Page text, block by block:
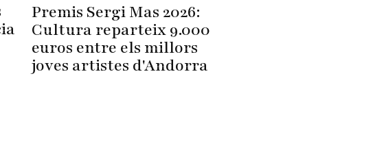
Premis Sergi Mas 2026:
Cultura reparteix 9.000
euros entre els millors
joves artistes d'Andorra